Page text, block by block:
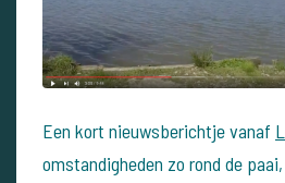
Een kort nieuwsberichtje vanaf
omstandigheden zo rond de